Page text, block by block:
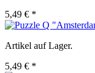
5,49 € *
Artikel auf Lager.
5,49 € *